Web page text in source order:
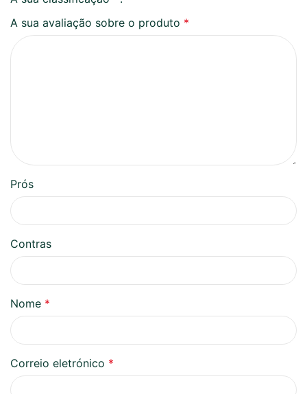
A sua avaliação sobre o produto *
Prós
Contras
Nome *
Correio eletrónico *